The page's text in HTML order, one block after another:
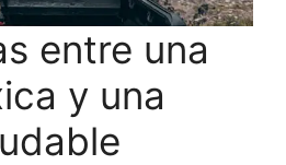
entre una
y una